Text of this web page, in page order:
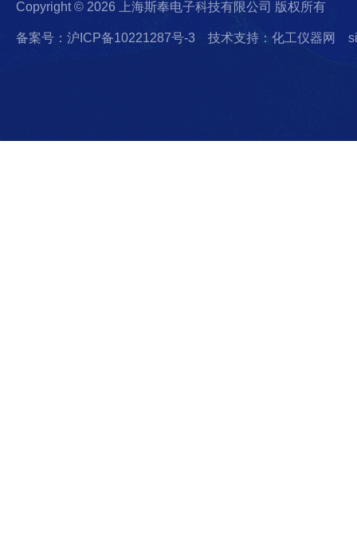
Copyright © 2026 上海斯奉电子科技有限公司 版权所有
备案号：沪ICP备10221287号-3 技术支持：化工仪器网